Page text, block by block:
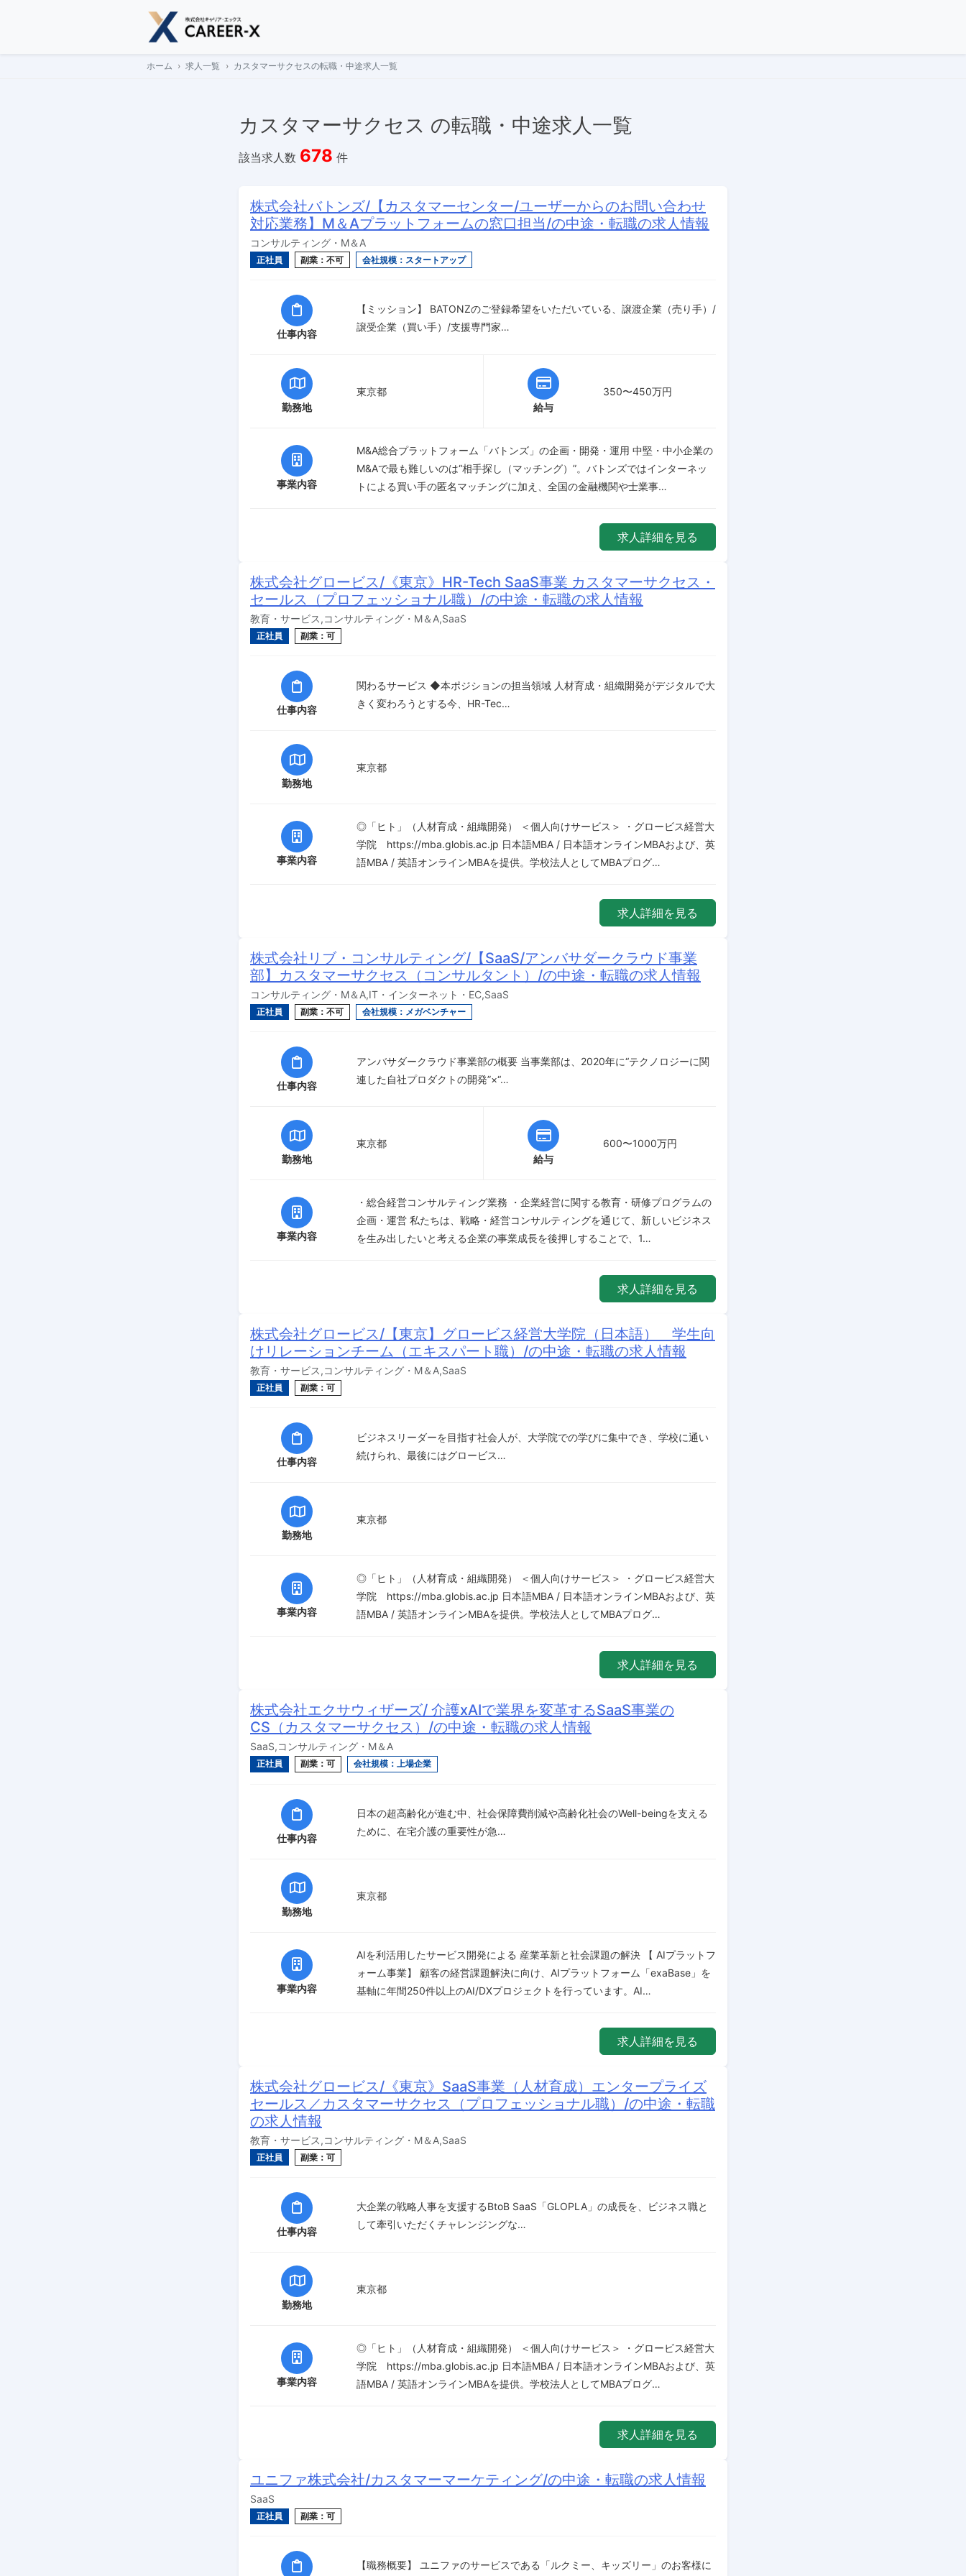
ホーム 求人一覧 カスタマーサクセスの転職・中途求人一覧
カスタマーサクセス の転職・中途求人一覧
該当求人数 678 件
株式会社バトンズ/【カスタマーセンター/ユーザーからのお問い合わせ
対応業務】M＆Aプラットフォームの窓口担当/の中途・転職の求人情報
コンサルティング・M＆A
正社員 副業：不可 会社規模：スタートアップ
仕事内容
【ミッション】 BATONZのご登録希望をいただいている、譲渡企業（売り手）/
譲受企業（買い手）/支援専門家…
勤務地
東京都
給与
350〜450万円
事業内容
M&A総合プラットフォーム「バトンズ」の企画・開発・運用 中堅・中小企業の
M&Aで最も難しいのは“相手探し（マッチング）”。バトンズではインターネッ
トによる買い手の匿名マッチングに加え、全国の金融機関や士業事…
求人詳細を見る
株式会社グロービス/《東京》HR-Tech SaaS事業 カスタマーサクセス・
セールス（プロフェッショナル職）/の中途・転職の求人情報
教育・サービス,コンサルティング・M＆A,SaaS
正社員 副業：可
仕事内容
関わるサービス ◆本ポジションの担当領域 人材育成・組織開発がデジタルで大
きく変わろうとする今、HR-Tec…
勤務地
東京都
事業内容
◎「ヒト」（人材育成・組織開発） ＜個人向けサービス＞ ・グロービス経営大
学院 https://mba.globis.ac.jp 日本語MBA / 日本語オンラインMBAおよび、英
語MBA / 英語オンラインMBAを提供。学校法人としてMBAプログ…
求人詳細を見る
株式会社リブ・コンサルティング/【SaaS/アンバサダークラウド事業
部】カスタマーサクセス（コンサルタント）/の中途・転職の求人情報
コンサルティング・M＆A,IT・インターネット・EC,SaaS
正社員 副業：不可 会社規模：メガベンチャー
仕事内容
アンバサダークラウド事業部の概要 当事業部は、2020年に“テクノロジーに関
連した自社プロダクトの開発”×“…
勤務地
東京都
給与
600〜1000万円
事業内容
・総合経営コンサルティング業務 ・企業経営に関する教育・研修プログラムの
企画・運営 私たちは、戦略・経営コンサルティングを通じて、新しいビジネス
を生み出したいと考える企業の事業成長を後押しすることで、1…
求人詳細を見る
株式会社グロービス/【東京】グロービス経営大学院（日本語） 学生向
けリレーションチーム（エキスパート職）/の中途・転職の求人情報
教育・サービス,コンサルティング・M＆A,SaaS
正社員 副業：可
仕事内容
ビジネスリーダーを目指す社会人が、大学院での学びに集中でき、学校に通い
続けられ、最後にはグロービス…
勤務地
東京都
事業内容
◎「ヒト」（人材育成・組織開発） ＜個人向けサービス＞ ・グロービス経営大
学院 https://mba.globis.ac.jp 日本語MBA / 日本語オンラインMBAおよび、英
語MBA / 英語オンラインMBAを提供。学校法人としてMBAプログ…
求人詳細を見る
株式会社エクサウィザーズ/ 介護xAIで業界を変革するSaaS事業の
CS（カスタマーサクセス）/の中途・転職の求人情報
SaaS,コンサルティング・M＆A
正社員 副業：可 会社規模：上場企業
仕事内容
日本の超高齢化が進む中、社会保障費削減や高齢化社会のWell-beingを支える
ために、在宅介護の重要性が急…
勤務地
東京都
事業内容
AIを利活用したサービス開発による 産業革新と社会課題の解決 【 AIプラットフ
ォーム事業】 顧客の経営課題解決に向け、AIプラットフォーム「exaBase」を
基軸に年間250件以上のAI/DXプロジェクトを行っています。AI…
求人詳細を見る
株式会社グロービス/《東京》SaaS事業（人材育成）エンタープライズ
セールス／カスタマーサクセス（プロフェッショナル職）/の中途・転職
の求人情報
教育・サービス,コンサルティング・M＆A,SaaS
正社員 副業：可
仕事内容
大企業の戦略人事を支援するBtoB SaaS「GLOPLA」の成長を、ビジネス職と
して牽引いただくチャレンジングな…
勤務地
東京都
事業内容
◎「ヒト」（人材育成・組織開発） ＜個人向けサービス＞ ・グロービス経営大
学院 https://mba.globis.ac.jp 日本語MBA / 日本語オンラインMBAおよび、英
語MBA / 英語オンラインMBAを提供。学校法人としてMBAプログ…
求人詳細を見る
ユニファ株式会社/カスタマーマーケティング/の中途・転職の求人情報
SaaS
正社員 副業：可
【職務概要】 ユニファのサービスである「ルクミー、キッズリー」のお客様に